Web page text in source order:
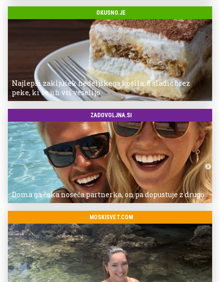
OKUSNO.JE
Najlepši zaključek nedeljskega kosila: 8 sladic brez
peke, ki se jih vsi veselijo
ZADOVOLJNA.SI
Doma ga čaka noseča partnerka, on pa dopustuje z drugo
MOSKISVET.COM